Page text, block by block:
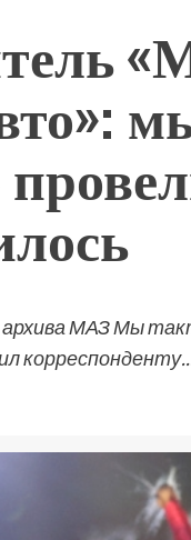
МАЗ Мы